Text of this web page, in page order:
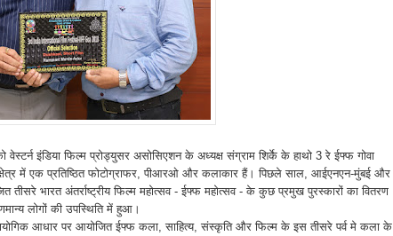
इंडिया फिल्म प्रोड्युसर असोसिएशन के अध्यक्ष संग्राम शिर्के के हाथो 3 रे ईफ्फ गोवा
में एक प्रतिष्ठित फोटोग्राफर, पीआरओ और कलाकार हैं। पिछले साल, आईएनएन-मुंबई और
भारत अंतर्राष्ट्रीय फिल्म महोत्सव - ईफ्फ महोत्सव - के कुछ प्रमुख पुरस्कारों का वितरण
लोगों की उपस्थिति में हुआ।
आधार पर आयोजित ईफ्फ कला, साहित्य, संस्कृति और फिल्म के इस तीसरे पर्व मे कला के